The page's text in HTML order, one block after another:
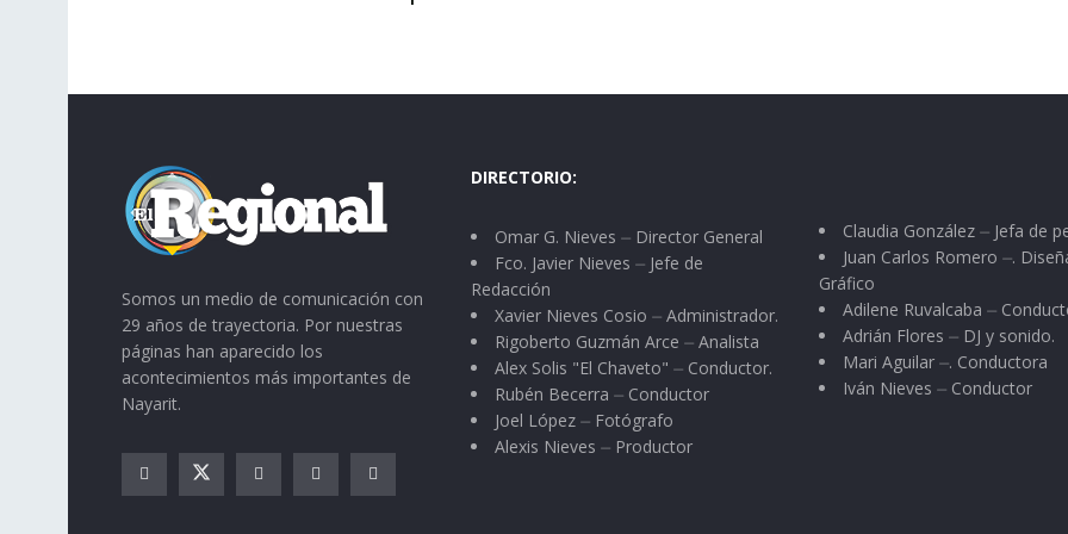
Somos un medio de comunicación con
29 años de trayectoria. Por nuestras
páginas han aparecido los
acontecimientos más importantes de
Nayarit.
DIRECTORIO:
Omar G. Nieves ⏤ Director General
Fco. Javier Nieves ⏤ Jefe de
Redacción
Xavier Nieves Cosio ⏤ Administrador.
Rigoberto Guzmán Arce ⏤ Analista
Alex Solis "El Chaveto" ⏤ Conductor.
Rubén Becerra ⏤ Conductor
Joel López ⏤ Fotógrafo
Alexis Nieves ⏤ Productor
Claudia González ⏤ Jefa de
Juan Carlos Romero ⏤.
Gráfico
Adilene Ruvalcaba ⏤
Adrián Flores ⏤ DJ y sonido.
Mari Aguilar ⏤. Conductora
Iván Nieves ⏤ Conductor